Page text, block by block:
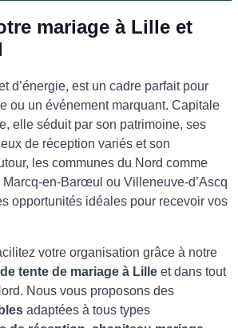
mariage à Lille et
d’énergie, est un cadre parfait pour
ou un événement marquant. Capitale
elle séduit par son patrimoine, ses
de réception variés et son
les communes du Nord comme
Marcq-en-Barœul ou Villeneuve-d’Ascq
opportunités idéales pour recevoir vos
votre organisation grâce à notre
tente de mariage à Lille et dans tout
Nous vous proposons des
adaptées à tous types